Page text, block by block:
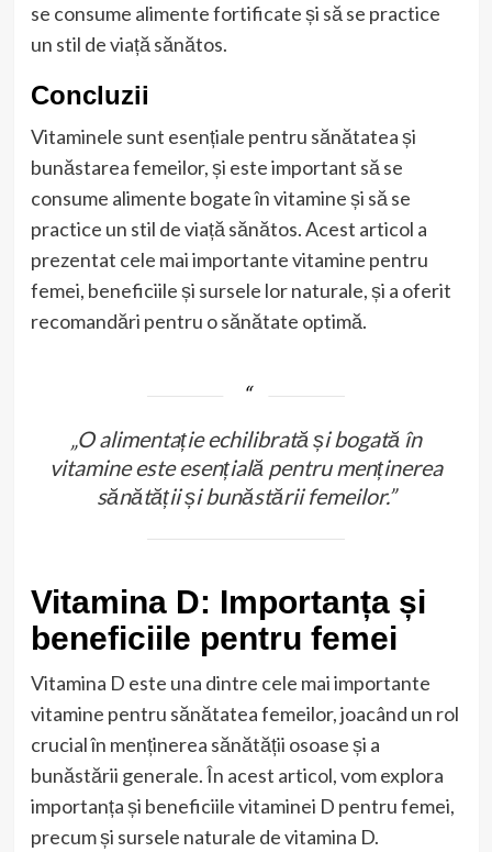
se consume alimente fortificate și să se practice
un stil de viață sănătos.
Concluzii
Vitaminele sunt esențiale pentru sănătatea și
bunăstarea femeilor, și este important să se
consume alimente bogate în vitamine și să se
practice un stil de viață sănătos. Acest articol a
prezentat cele mai importante vitamine pentru
femei, beneficiile și sursele lor naturale, și a oferit
recomandări pentru o sănătate optimă.
„O alimentație echilibrată și bogată în
vitamine este esențială pentru menținerea
sănătății și bunăstării femeilor.”
Vitamina D: Importanța și
beneficiile pentru femei
Vitamina D este una dintre cele mai importante
vitamine pentru sănătatea femeilor, joacând un rol
crucial în menținerea sănătății osoase și a
bunăstării generale. În acest articol, vom explora
importanța și beneficiile vitaminei D pentru femei,
precum și sursele naturale de vitamina D.